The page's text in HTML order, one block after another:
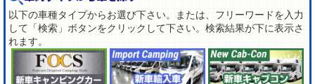
以下の車種タイプからお選び下さい。または、フリーワードを入力
して「検索」ボタンをクリックして下さい。検索結果が下に表示さ
れます。